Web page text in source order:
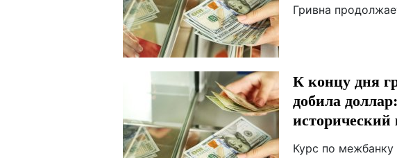
Гривна
К концу дня
добила
исторический
Курс по межбанку